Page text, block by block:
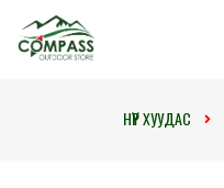
НҮҮР ХУУДАС